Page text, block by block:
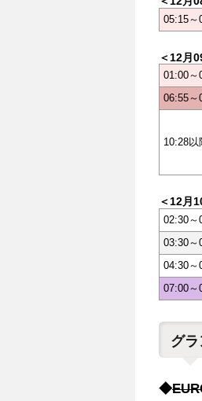
05:15～
＜12月
01:00～
06:55～
10:28以
＜12月
02:30～
03:30～
04:30～
07:00～
グ
◆